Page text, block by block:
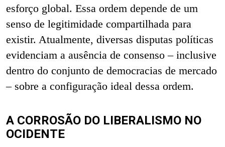
esforço global. Essa ordem depende de um
senso de legitimidade compartilhada para
existir. Atualmente, diversas disputas políticas
evidenciam a ausência de consenso – inclusive
dentro do conjunto de democracias de mercado
– sobre a configuração ideal dessa ordem.
A CORROSÃO DO LIBERALISMO NO
OCIDENTE